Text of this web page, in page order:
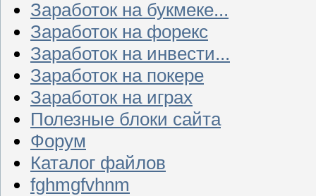
Заработок на букмеке...
Заработок на форекс
Заработок на инвести...
Заработок на покере
Заработок на играх
Полезные блоки сайта
Форум
Каталог файлов
fghmgfvhnm